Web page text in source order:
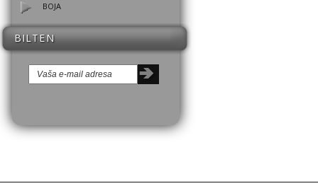
BOJA
BILTEN